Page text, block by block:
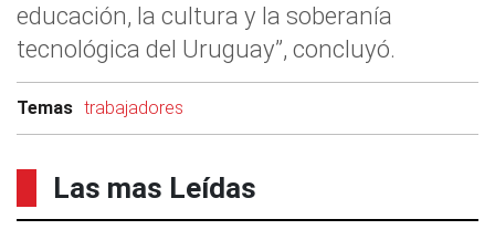
educación, la cultura y la soberanía
tecnológica del Uruguay”, concluyó.
Temas trabajadores
Las mas Leídas